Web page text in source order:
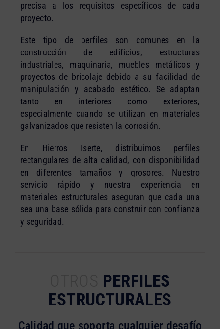
precisa a los requisitos específicos de cada
proyecto.
Este tipo de perfiles son comunes en la
construcción de edificios, estructuras
industriales, maquinaria, muebles metálicos y
proyectos de bricolaje debido a su facilidad de
manipulación y acabado estético. Se adaptan
tanto en interiores como exteriores,
especialmente cuando se utilizan en materiales
galvanizados que resisten la corrosión.
En Hierros Iserte, distribuimos perfiles
rectangulares de alta calidad, con disponibilidad
en diferentes tamaños y grosores. Nuestro
servicio rápido y nuestra experiencia en
materiales estructurales aseguran que cada una
sea una base sólida para construir con confianza
y seguridad.
PERFILES
ESTRUCTURALES
Calidad que soporta cualquier desafío